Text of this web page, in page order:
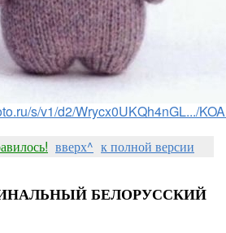
s/v1/d2/Wrycx0UKQh4nGL.../
вверх^ к полной версии
БЕЛОРУССКИЙ